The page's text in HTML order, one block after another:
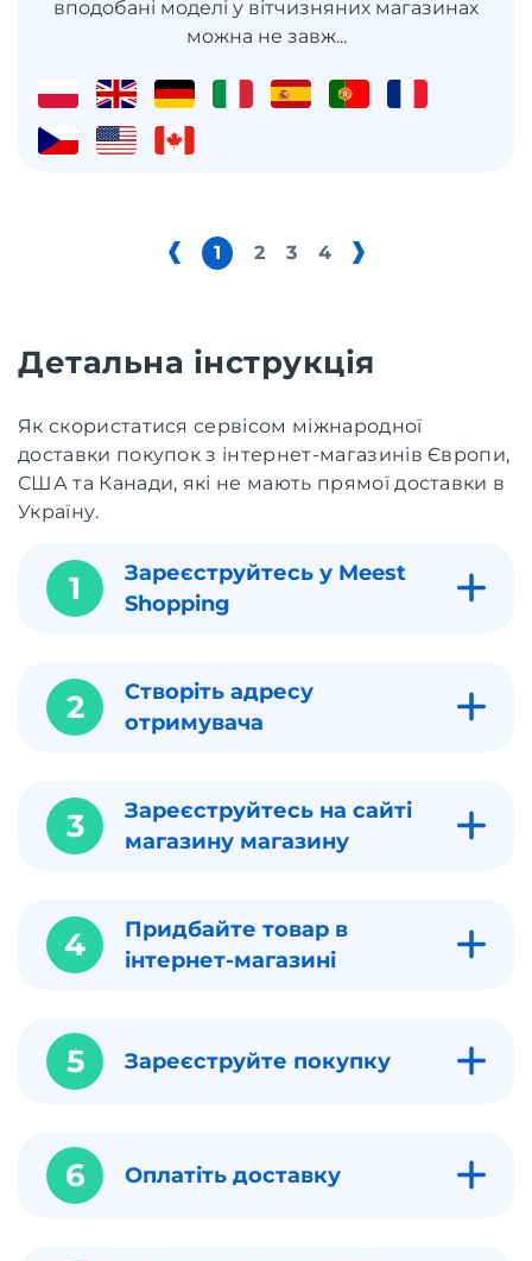
вподобані моделі у вітчизняних магазинах
можна не завж...
1 2 3 4
Детальна інструкція
Як скористатися сервісом міжнародної
доставки покупок з інтернет-магазинів Європи,
США та Канади, які не мають прямої доставки в
Україну.
1
Зареєструйтесь у Meest
Shopping
2
Створіть адресу
отримувача
3
Зареєструйтесь на сайті
магазину магазину
4
Придбайте товар в
інтернет-магазині
5 Зареєструйте покупку
6 Оплатіть доставку